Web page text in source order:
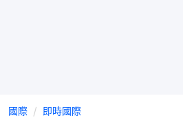
國際 即時國際